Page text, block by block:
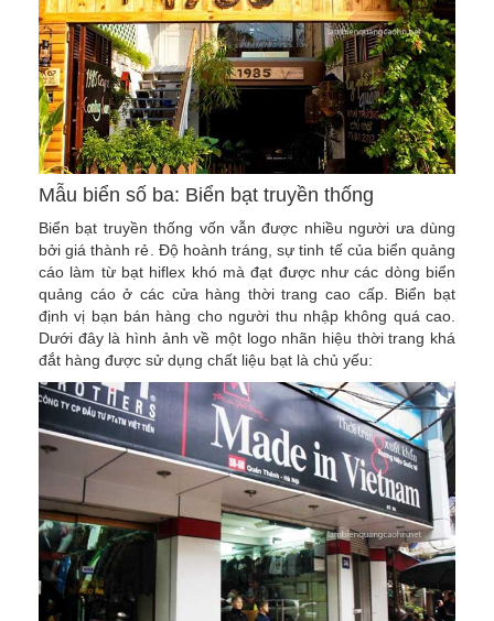
Mẫu biển số ba: Biển bạt truyền thống
Biển bạt truyền thống vốn vẫn được nhiều người ưa dùng
bởi giá thành rẻ. Độ hoành tráng, sự tinh tế của biển quảng
cáo làm từ bạt hiflex khó mà đạt được như các dòng biển
quảng cáo ở các cửa hàng thời trang cao cấp. Biển bạt
định vị bạn bán hàng cho người thu nhập không quá cao.
Dưới đây là hình ảnh về một logo nhãn hiệu thời trang khá
đắt hàng được sử dụng chất liệu bạt là chủ yếu: